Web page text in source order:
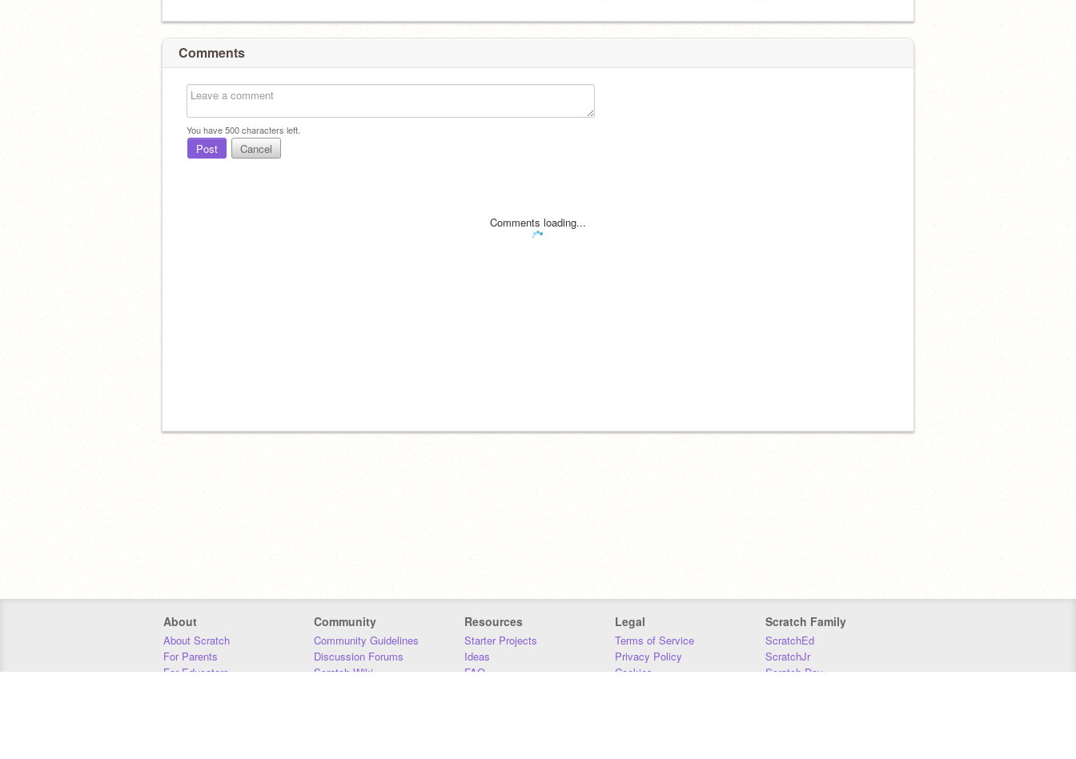
Comments
You have500characters left.
Post Cancel
Comments loading...
About
About Scratch
For Parents
For Educators
Community
Community Guidelines
Discussion Forums
Scratch Wiki
Resources
Starter Projects
Ideas
FAQ
Legal
Terms of Service
Privacy Policy
Cookies
Scratch Family
ScratchEd
ScratchJr
Scratch Day